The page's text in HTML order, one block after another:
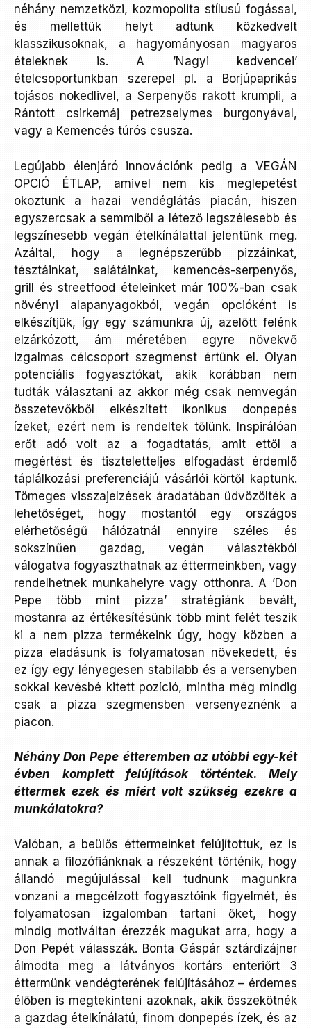
néhány nemzetközi, kozmopolita stílusú fogással,
és mellettük helyt adtunk közkedvelt
klasszikusoknak, a hagyományosan magyaros
ételeknek is. A ’Nagyi kedvencei’
ételcsoportunkban szerepel pl. a Borjúpaprikás
tojásos nokedlivel, a Serpenyős rakott krumpli, a
Rántott csirkemáj petrezselymes burgonyával,
vagy a Kemencés túrós csusza.
Legújabb élenjáró innovációnk pedig a VEGÁN
OPCIÓ ÉTLAP, amivel nem kis meglepetést
okoztunk a hazai vendéglátás piacán, hiszen
egyszercsak a semmiből a létező legszélesebb és
legszínesebb vegán ételkínálattal jelentünk meg.
Azáltal, hogy a legnépszerűbb pizzáinkat,
tésztáinkat, salátáinkat, kemencés-serpenyős,
grill és streetfood ételeinket már 100%-ban csak
növényi alapanyagokból, vegán opcióként is
elkészítjük, így egy számunkra új, azelőtt felénk
elzárkózott, ám méretében egyre növekvő
izgalmas célcsoport szegmenst értünk el. Olyan
potenciális fogyasztókat, akik korábban nem
tudták választani az akkor még csak nemvegán
összetevőkből elkészített ikonikus donpepés
ízeket, ezért nem is rendeltek tőlünk. Inspirálóan
erőt adó volt az a fogadtatás, amit ettől a
megértést és tiszteletteljes elfogadást érdemlő
táplálkozási preferenciájú vásárlói körtől kaptunk.
Tömeges visszajelzések áradatában üdvözölték a
lehetőséget, hogy mostantól egy országos
elérhetőségű hálózatnál ennyire széles és
sokszínűen gazdag, vegán választékból
válogatva fogyaszthatnak az éttermeinkben, vagy
rendelhetnek munkahelyre vagy otthonra. A ’Don
Pepe több mint pizza’ stratégiánk bevált,
mostanra az értékesítésünk több mint felét teszik
ki a nem pizza termékeink úgy, hogy közben a
pizza eladásunk is folyamatosan növekedett, és
ez így egy lényegesen stabilabb és a versenyben
sokkal kevésbé kitett pozíció, mintha még mindig
csak a pizza szegmensben versenyeznénk a
piacon.
Néhány Don Pepe étteremben az utóbbi egy-két
évben komplett felújítások történtek. Mely
éttermek ezek és miért volt szükség ezekre a
munkálatokra?
Valóban, a beülős éttermeinket felújítottuk, ez is
annak a filozófiánknak a részeként történik, hogy
állandó megújulással kell tudnunk magunkra
vonzani a megcélzott fogyasztóink figyelmét, és
folyamatosan izgalomban tartani őket, hogy
mindig motiváltan érezzék magukat arra, hogy a
Don Pepét válasszák. Bonta Gáspár sztárdizájner
álmodta meg a látványos kortárs enteriőrt 3
éttermünk vendégterének felújításához – érdemes
élőben is megtekinteni azoknak, akik összekötnék
a gazdag ételkínálatú, finom donpepés ízek, és az